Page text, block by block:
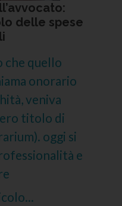
delle spese
che quello
onorario
veniva
titolo di
oggi si
e